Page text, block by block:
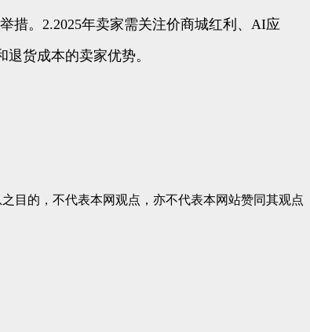
措。2.2025年卖家需关注价商城红利、AI应
货成本的卖家优势。
目的，不代表本网观点，亦不代表本网站赞同其观点